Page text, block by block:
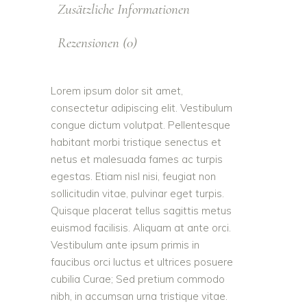
Zusätzliche Informationen
Rezensionen (0)
Lorem ipsum dolor sit amet,
consectetur adipiscing elit. Vestibulum
congue dictum volutpat. Pellentesque
habitant morbi tristique senectus et
netus et malesuada fames ac turpis
egestas. Etiam nisl nisi, feugiat non
sollicitudin vitae, pulvinar eget turpis.
Quisque placerat tellus sagittis metus
euismod facilisis. Aliquam at ante orci.
Vestibulum ante ipsum primis in
faucibus orci luctus et ultrices posuere
cubilia Curae; Sed pretium commodo
nibh, in accumsan urna tristique vitae.